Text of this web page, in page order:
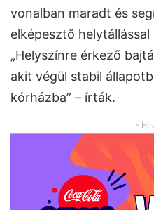
vonalban maradt és
elképesztő
„Helyszínre érkező
akit végül stabil
kórházba” – írták.
-